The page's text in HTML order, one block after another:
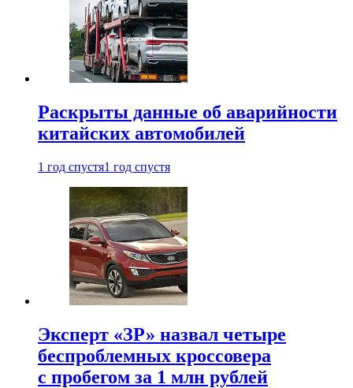
Раскрыты данные об аварийности
китайских автомобилей
1 год спустя1 год спустя
Эксперт «ЗР» назвал четыре
беспроблемных кроссовера
с пробегом за 1 млн рублей